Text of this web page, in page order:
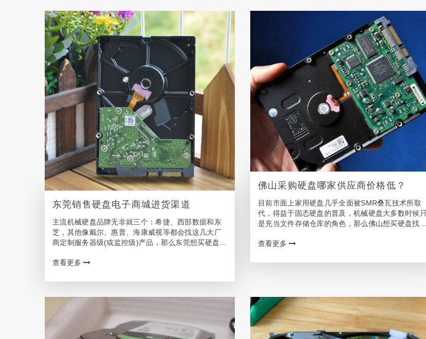
东莞销售硬盘电子商城进货渠道
主流机械硬盘品牌无非就三个：希捷、西部数据和东
芝，其他像戴尔、惠普、海康威视等都会找这几大厂
商定制服务器级(或监控级)产品，那么东莞想买硬盘找
买渠道 在购买固态硬盘的过程中，千万千万千万不要
查看更多
佛山采购硬盘哪家供应商价格低？
目前市面上家用硬盘几乎全面被SMR叠瓦技术所取
代，得益于固态硬盘的普及，机械硬盘大多数时候只
是充当文件存储仓库的角色，那么佛山想买硬盘找哪
渠道 常见的家用级机械硬盘一般是5400rpm(每分
查看更多